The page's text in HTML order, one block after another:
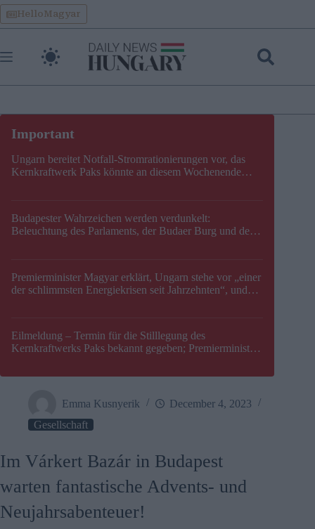
Skip
to
content
HelloMagyar
Ungarn bereitet Notfall-Stromrationierungen vor, das
Kernkraftwerk Paks könnte an diesem Wochenende
Budapester Wahrzeichen werden verdunkelt:
Beleuchtung des Parlaments, der Budaer Burg und der
Premierminister Magyar erklärt, Ungarn stehe vor „einer
der schlimmsten Energiekrisen seit Jahrzehnten“, und
Eilmeldung – Termin für die Stilllegung des
Kernkraftwerks Paks bekannt gegeben; Premierminister
Emma Kusnyerik
December 4, 2023
Gesellschaft
Im Várkert Bazár in Budapest
warten fantastische Advents- und
Neujahrsabenteuer!